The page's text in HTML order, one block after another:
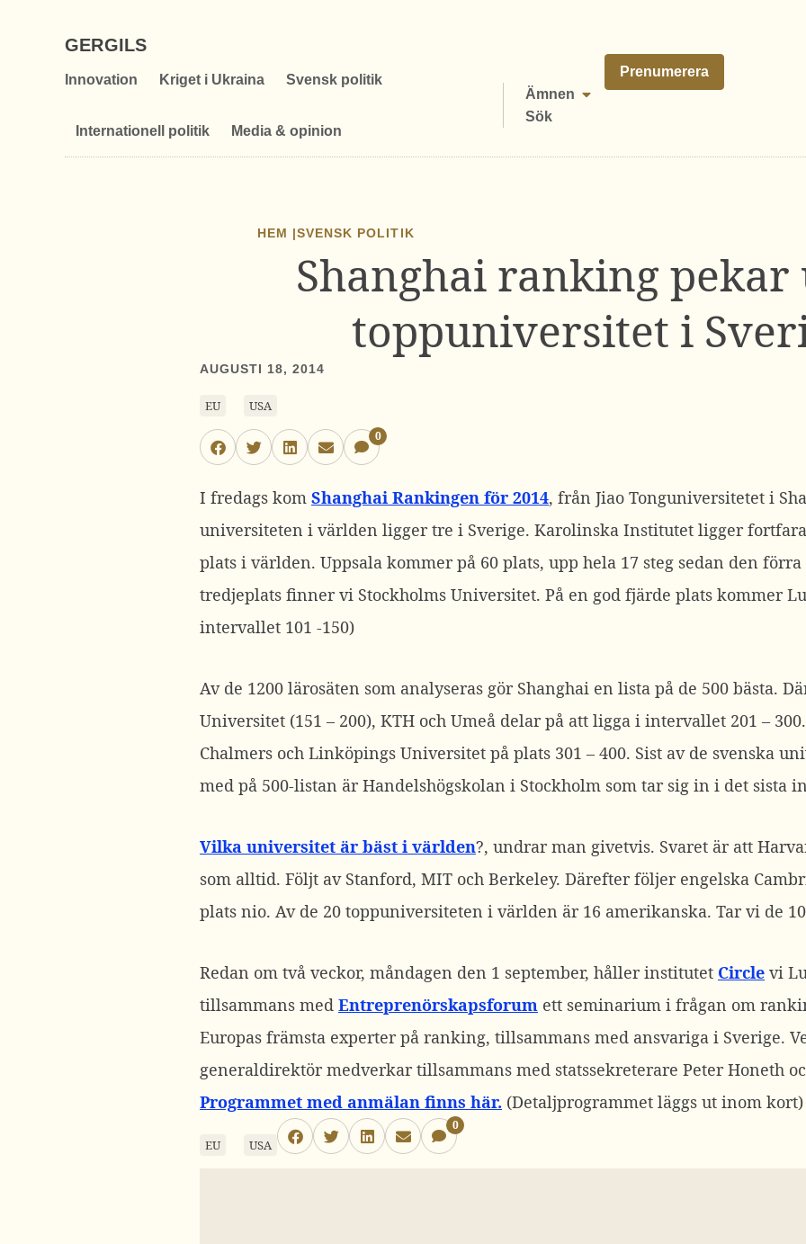
GERGILS
Innovation Kriget i Ukraina Svensk politik
Internationell politik Media & opinion
Ämnen
Sök
Prenumerera
HEM |SVENSK POLITIK
Shanghai ranking
toppuniversitet i
AUGUSTI 18, 2014
EU USA
0
I fredags kom Shanghai Rankingen för 2014, från Jiao Tonguniversitetet i
universiteten i världen ligger tre i Sverige. Karolinska Institutet ligger
plats i världen. Uppsala kommer på 60 plats, upp hela 17 steg sedan den
tredjeplats finner vi Stockholms Universitet. På en god fjärde plats kommer
intervallet 101 -150)
Av de 1200 lärosäten som analyseras gör Shanghai en lista på de 500 bästa.
Universitet (151 – 200), KTH och Umeå delar på att ligga i intervallet 201 –
Chalmers och Linköpings Universitet på plats 301 – 400. Sist av de svenska
med på 500-listan är Handelshögskolan i Stockholm som tar sig in i det sista
Vilka universitet är bäst i världen?, undrar man givetvis. Svaret är att
som alltid. Följt av Stanford, MIT och Berkeley. Därefter följer engelska
plats nio. Av de 20 toppuniversiteten i världen är 16 amerikanska. Tar vi de
Redan om två veckor, måndagen den 1 september, håller institutet Circle vi
tillsammans med Entreprenörskapsforum ett seminarium i frågan om
Europas främsta experter på ranking, tillsammans med ansvariga i Sverige.
generaldirektör medverkar tillsammans med statssekreterare Peter Honeth
Programmet med anmälan finns här. (Detaljprogrammet läggs ut inom kort)
EU USA
0